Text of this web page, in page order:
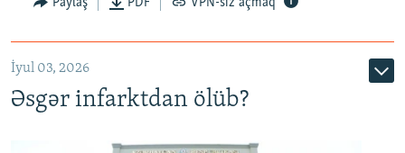
720p 1080p
İyul 03, 2026
Əsgər infarktdan ölüb?